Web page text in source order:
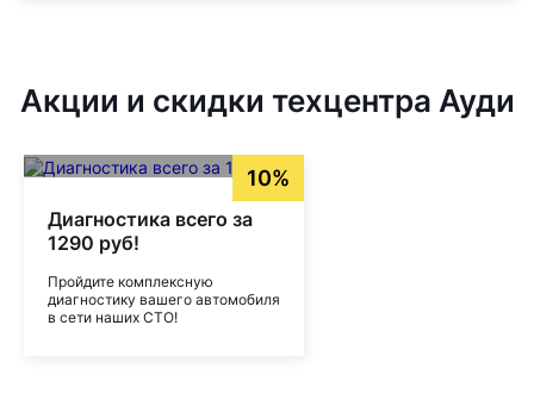
Акции и скидки техцентра Ауди
10%
Диагностика всего за
1290 руб!
Пройдите комплексную
диагностику вашего автомобиля
в сети наших СТО!